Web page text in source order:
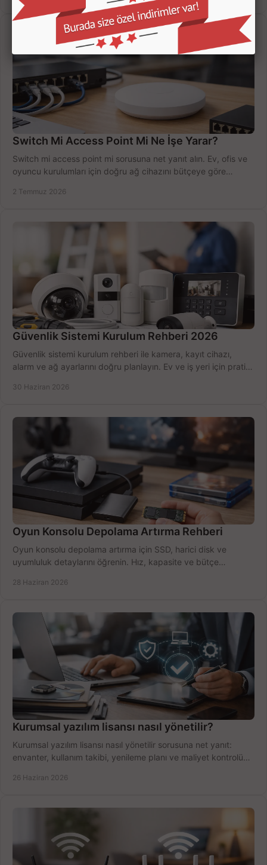
Switch Mi Access Point Mi Ne İşe Yarar?
Switch mi access point mi sorusuna net yanıt alın. Ev, ofis ve
oyuncu kurulumları için doğru ağ cihazını bütçeye göre
2 Temmuz 2026
Güvenlik Sistemi Kurulum Rehberi 2026
Güvenlik sistemi kurulum rehberi ile kamera, kayıt cihazı,
alarm ve ağ ayarlarını doğru planlayın. Ev ve iş yeri için pratik
30 Haziran 2026
Oyun Konsolu Depolama Artırma Rehberi
Oyun konsolu depolama artırma için SSD, harici disk ve
uyumluluk detaylarını öğrenin. Hız, kapasite ve bütçe
28 Haziran 2026
Kurumsal yazılım lisansı nasıl yönetilir?
Kurumsal yazılım lisansı nasıl yönetilir sorusuna net yanıt:
envanter, kullanım takibi, yenileme planı ve maliyet kontrolü
26 Haziran 2026